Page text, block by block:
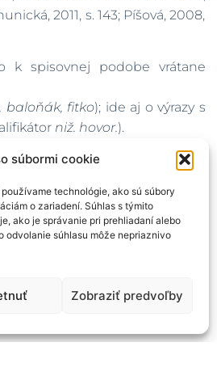
súbormi cookie
technológie, ako sú súbory
o zariadení. Súhlas s týmito
ako je správanie pri prehliadaní alebo
odvolanie súhlasu môže nepriaznivo
Zobraziť predvoľby
2011, s. 143; Píšová, 2008,
k spisovnej podobe vrátane
baloňák, fitko); ide aj o výrazy s
niž. hovor.).
pre spontánnu a uvoľnenú